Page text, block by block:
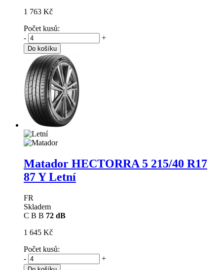
1 763 Kč
Počet kusů:
-
+
Do košíku
Matador HECTORRA 5 215/40 R17
87 Y Letní
FR
Skladem
C B B 72 dB
1 645 Kč
Počet kusů:
-
+